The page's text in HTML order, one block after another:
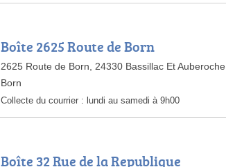
Boîte 2625 Route de Born
2625 Route de Born, 24330 Bassillac Et
Born
Collecte du courrier : lundi au samedi à 9h00
Boîte 32 Rue de la Republique